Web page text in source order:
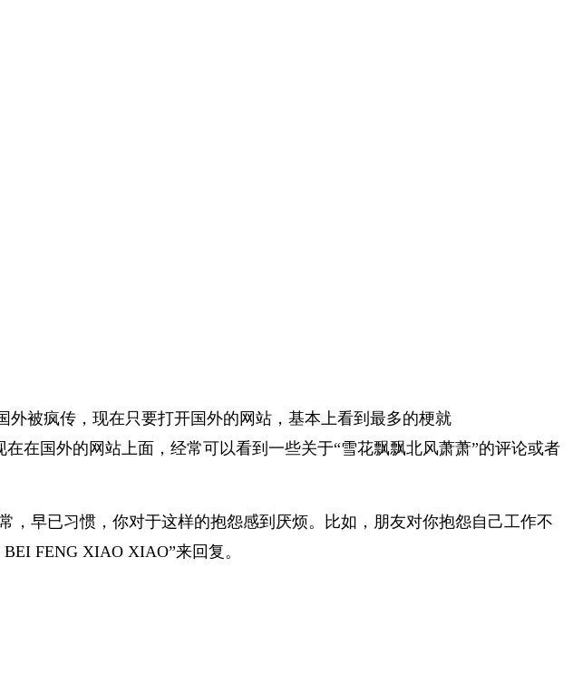
外被疯传，现在只要打开国外的网站，基本上看到最多的梗就
在在国外的网站上面，经常可以看到一些关于“雪花飘飘北风萧萧”的评论或者
早已习惯，你对于这样的抱怨感到厌烦。比如，朋友对你抱怨自己工作不
FENG XIAO XIAO”来回复。